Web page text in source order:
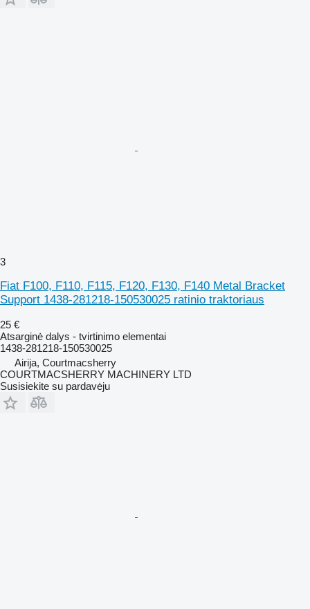
3
Fiat F100, F110, F115, F120, F130, F140 Metal Bracket
Support 1438-281218-150530025 ratinio traktoriaus
25 €
Atsarginė dalys - tvirtinimo elementai
1438-281218-150530025
Airija, Courtmacsherry
COURTMACSHERRY MACHINERY LTD
Susisiekite su pardavėju